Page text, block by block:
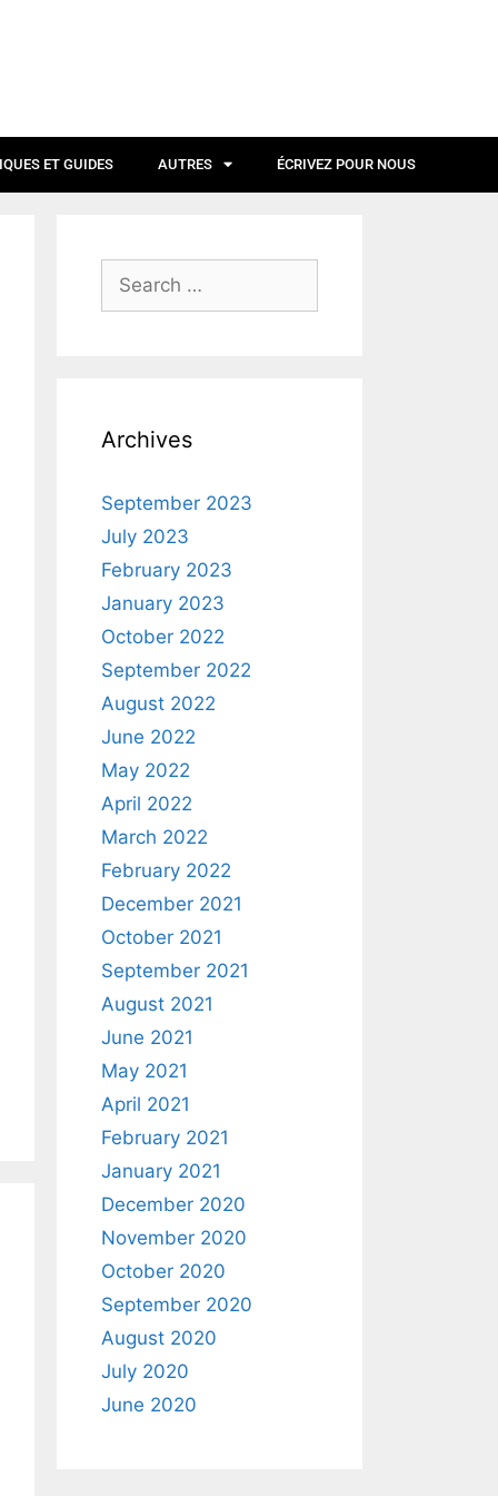
ET GUIDES AUTRES ÉCRIVEZ POUR NOUS
Archives
September 2023
July 2023
February 2023
January 2023
October 2022
September 2022
August 2022
June 2022
May 2022
April 2022
March 2022
February 2022
December 2021
October 2021
September 2021
August 2021
June 2021
May 2021
April 2021
February 2021
January 2021
December 2020
November 2020
October 2020
September 2020
August 2020
July 2020
June 2020